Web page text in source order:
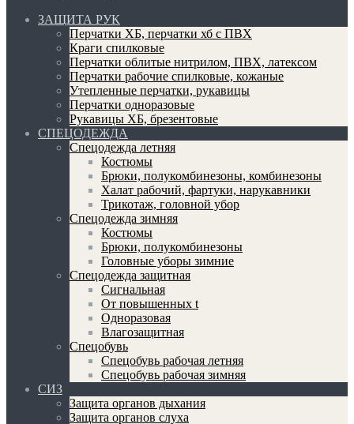
ЗАЩИТА РУК
Перчатки ХБ, перчатки хб с ПВХ
Краги спилковые
Перчатки облитые нитрилом, ПВХ, латексом
Перчатки рабочие спилковые, кожаные
Утепленные перчатки, рукавицы
Перчатки одноразовые
Рукавицы ХБ, брезентовые
СПЕЦОДЕЖДА
Спецодежда летняя
Костюмы
Брюки, полукомбинезоны, комбинезоны
Халат рабочий, фартуки, нарукавники
Трикотаж, головной убор
Спецодежда зимняя
Костюмы
Брюки, полукомбинезоны
Головные уборы зимние
Спецодежда защитная
Сигнальная
От повышенных t
Одноразовая
Влагозащитная
Спецобувь
Спецобувь рабочая летняя
Спецобувь рабочая зимняя
СИЗ
Защита органов дыхания
Защита органов слуха